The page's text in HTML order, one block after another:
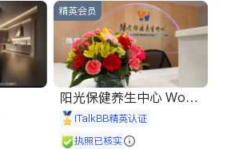
精英会员
阳光保健养生中心 World
shine
iTalkBB精英认证
执照已核实